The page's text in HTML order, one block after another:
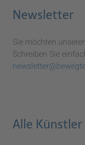
Newsletter
Sie möchten
Schreiben Sie
Alle Künstler